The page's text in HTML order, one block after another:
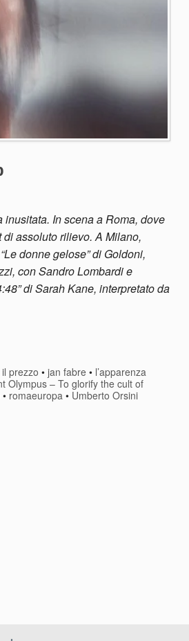
In scena a Roma, dove
di assoluto rilievo. A Milano,
donne gelose” di Goldoni,
con Sandro Lombardi e
di Sarah Kane, interpretato da
il prezzo •jan fabre • l’apparenza
Olympus – To glorify the cult of
• romaeuropa • Umberto Orsini